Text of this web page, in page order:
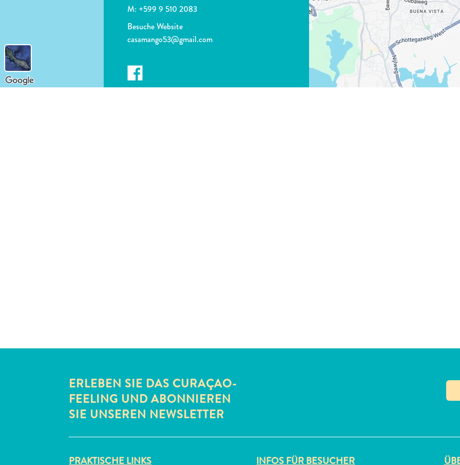
X
M: +599 9 510 2083
Besuche Website
casamango53@gmail.com
ERLEBEN SIE DAS CURAÇAO-
FEELING UND ABONNIEREN
SIE UNSEREN NEWSLETTER
PRAKTISCHE LINKS INFOS FÜR BESUCHER